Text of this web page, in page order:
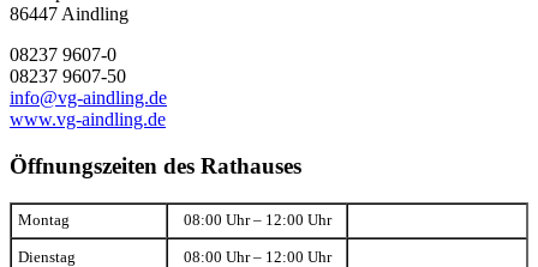
86447 Aindling
08237 9607-0
08237 9607-50
info@vg-aindling.de
www.vg-aindling.de
Öffnungszeiten des Rathauses
Montag 08:00 Uhr – 12:00 Uhr
Dienstag 08:00 Uhr – 12:00 Uhr